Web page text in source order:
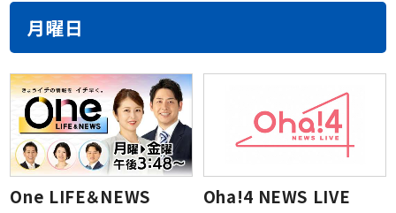
月曜日
One LIFE＆NEWS
Oha!4 NEWS LIVE